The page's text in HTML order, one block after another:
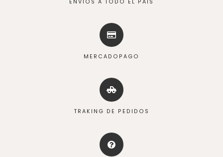
ENVÍOS A TODO EL PAÍS
MERCADOPAGO
TRAKING DE PEDIDOS